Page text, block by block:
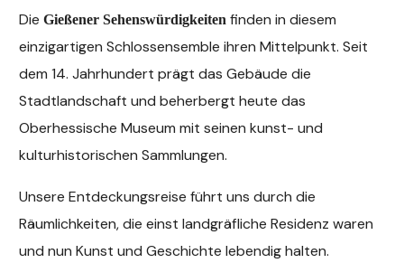
DieGießener Sehenswürdigkeiten finden in diesem
einzigartigen Schlossensemble ihren Mittelpunkt. Seit
dem 14. Jahrhundert prägt das Gebäude die
Stadtlandschaft und beherbergt heute das
Oberhessische Museum mit seinen kunst- und
kulturhistorischen Sammlungen.
Unsere Entdeckungsreise führt uns durch die
Räumlichkeiten, die einst landgräfliche Residenz waren
und nun Kunst und Geschichte lebendig halten.